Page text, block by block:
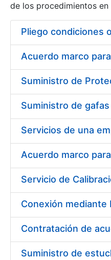
de los procedimientos en